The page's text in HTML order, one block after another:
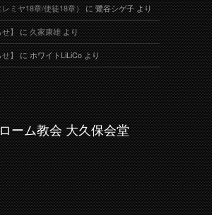
ミヤ18章/使徒18章）に鷺谷シゲ子より
せ】に久家康雄より
せ】にホワイトLiLiCoより
ーム教会 大久保会堂